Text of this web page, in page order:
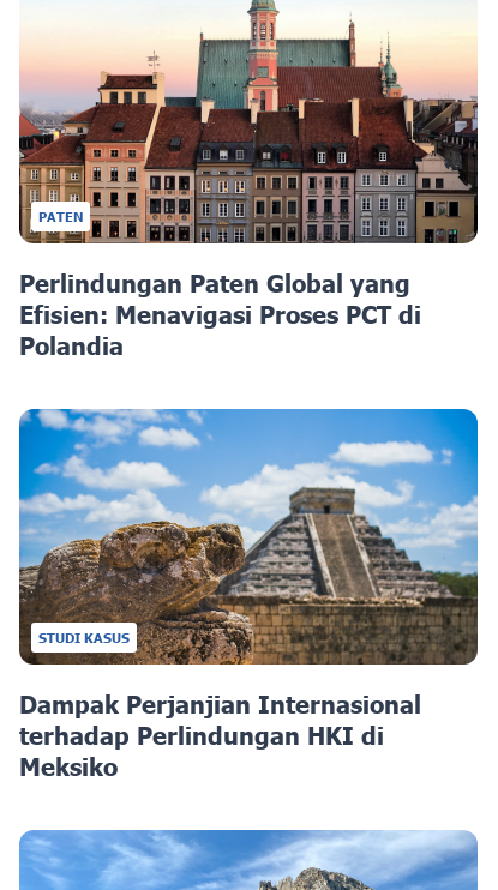
PATEN
Perlindungan Paten Global yang
Efisien: Menavigasi Proses PCT di
Polandia
STUDI KASUS
Dampak Perjanjian Internasional
terhadap Perlindungan HKI di
Meksiko